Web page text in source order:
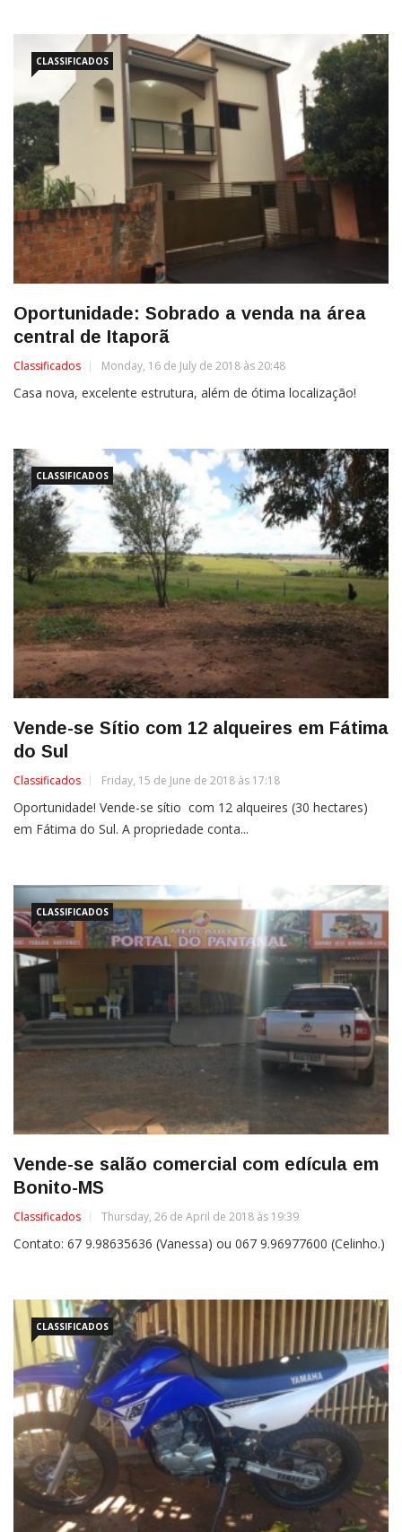
CLASSIFICADOS
Oportunidade: Sobrado a venda na área
central de Itaporã
Classificados Monday, 16 de July de 2018 às 20:48
Casa nova, excelente estrutura, além de ótima localização!
CLASSIFICADOS
Vende-se Sítio com 12 alqueires em Fátima
do Sul
Classificados Friday, 15 de June de 2018 às 17:18
Oportunidade! Vende-se sítio com 12 alqueires (30 hectares)
em Fátima do Sul. A propriedade conta...
CLASSIFICADOS
Vende-se salão comercial com edícula em
Bonito-MS
Classificados Thursday, 26 de April de 2018 às 19:39
Contato: 67 9.98635636 (Vanessa) ou 067 9.96977600 (Celinho.)
CLASSIFICADOS